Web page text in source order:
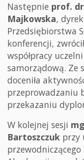
Następnie prof.
Majkowska,
Przedsiębiorstwa
konferencji,
współpracy
samorządową. Ze
doceniła
przeprowadzaniu
przekazaniu
W kolejnej sesji
Bartoszczuk przy
przewodniczącego